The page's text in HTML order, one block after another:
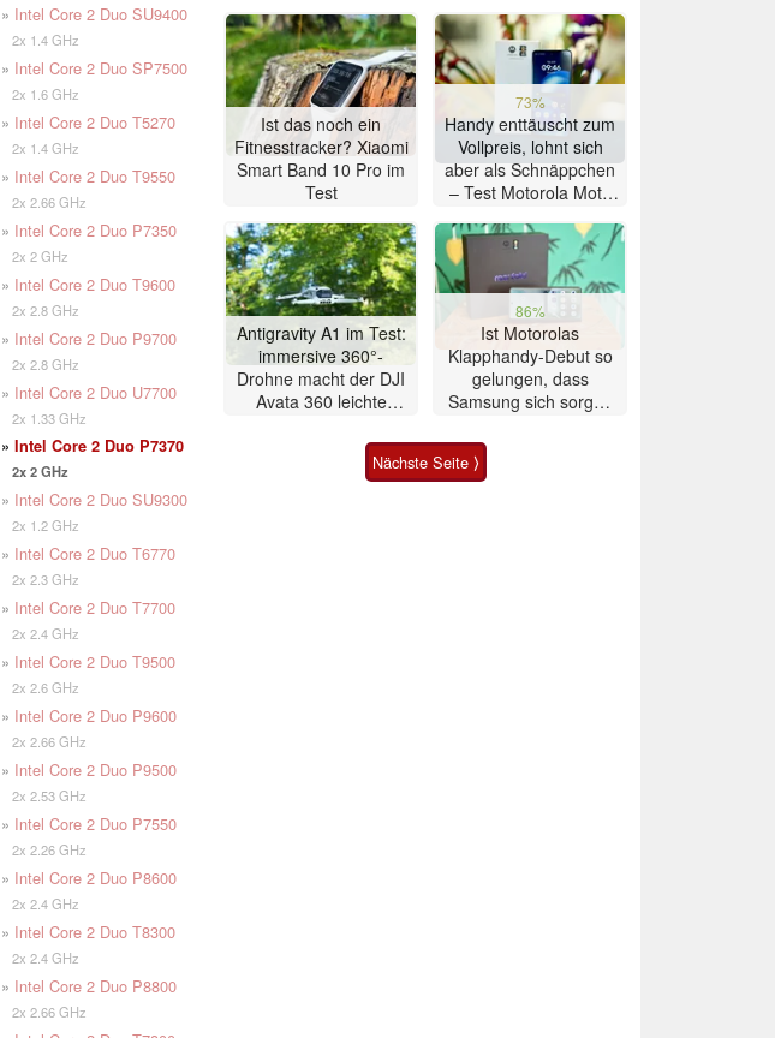
» Intel Core 2 Duo SU9400
2x 1.4 GHz
» Intel Core 2 Duo SP7500
2x 1.6 GHz
» Intel Core 2 Duo T5270
2x 1.4 GHz
» Intel Core 2 Duo T9550
2x 2.66 GHz
» Intel Core 2 Duo P7350
2x 2 GHz
» Intel Core 2 Duo T9600
2x 2.8 GHz
» Intel Core 2 Duo P9700
2x 2.8 GHz
» Intel Core 2 Duo U7700
2x 1.33 GHz
» Intel Core 2 Duo P7370
2x 2 GHz
» Intel Core 2 Duo SU9300
2x 1.2 GHz
» Intel Core 2 Duo T6770
2x 2.3 GHz
» Intel Core 2 Duo T7700
2x 2.4 GHz
» Intel Core 2 Duo T9500
2x 2.6 GHz
» Intel Core 2 Duo P9600
2x 2.66 GHz
» Intel Core 2 Duo P9500
2x 2.53 GHz
» Intel Core 2 Duo P7550
2x 2.26 GHz
» Intel Core 2 Duo P8600
2x 2.4 GHz
» Intel Core 2 Duo T8300
2x 2.4 GHz
» Intel Core 2 Duo P8800
2x 2.66 GHz
Ist das noch ein
Fitnesstracker? Xiaomi
Smart Band 10 Pro im
Test
73%
Handy enttäuscht zum
Vollpreis, lohnt sich
aber als Schnäppchen
– Test Motorola Moto
Antigravity A1 im Test:
immersive 360°-
Drohne macht der DJI
Avata 360 leichte
86%
Ist Motorolas
Klapphandy-Debut so
gelungen, dass
Samsung sich sorgen
Smartphone im Test
Nächste Seite ⟩